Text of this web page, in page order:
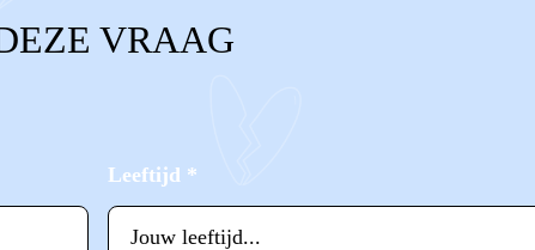
VRAAG
Leeftijd *